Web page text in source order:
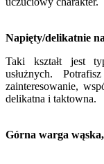
Napięty/delikatnie
Taki kształt jest
usłużnych.
zainteresowanie,
delikatna i taktowna.
Górna warga wąska,